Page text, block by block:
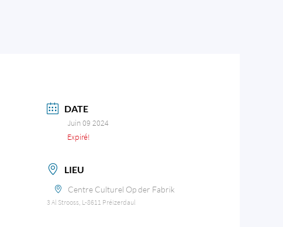
DATE
Juin 09 2024
Expiré!
LIEU
Centre Culturel Op der Fabrik
3 Al Strooss, L-8611 Préizerdaul